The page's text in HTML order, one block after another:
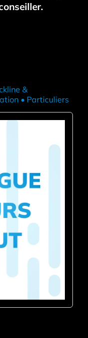
&
• Particuliers